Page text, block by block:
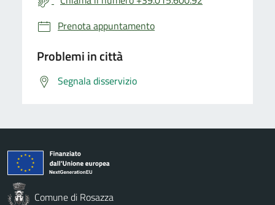
Prenota appuntamento
Problemi in città
Segnala disservizio
Comune di Rosazza